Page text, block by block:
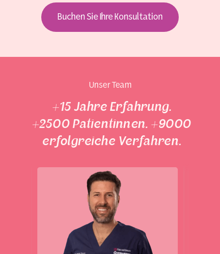
Unser Team
+15 Jahre Erfahrung.
+2500 Patientinnen. +9000
erfolgreiche Verfahren.
Buchen Sie Ihre Konsultation